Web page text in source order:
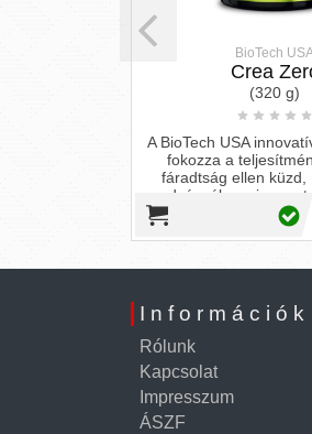
BioTech
Crea
(320 g)
A BioTech USA
fokozza a
fáradtság ellen küzd,
edzésnél
magadból.
Információk
Rólunk
Kapcsolat
Impresszum
ÁSZF